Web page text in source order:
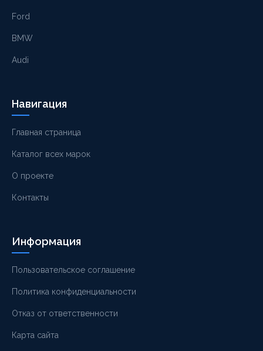
Ford
BMW
Audi
Навигация
Главная страница
Каталог всех марок
О проекте
Контакты
Информация
Пользовательское соглашение
Политика конфиденциальности
Отказ от ответственности
Карта сайта